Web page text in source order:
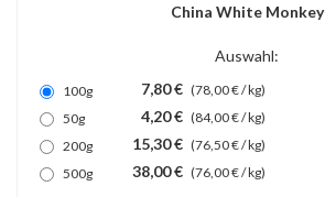
China White Monkey
Auswahl:
100g 7,80 € (78,00 € / kg)
50g
4,20 € (84,00 € / kg)
200g
15,30 € (76,50 € / kg)
500g
38,00 € (76,00 € / kg)